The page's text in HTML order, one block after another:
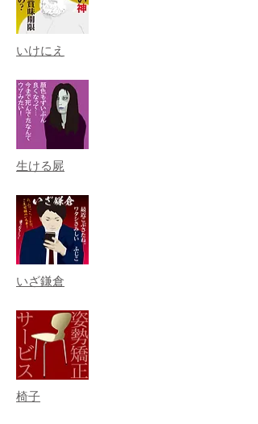
いけにえ
生ける屍
いざ鎌倉
椅子